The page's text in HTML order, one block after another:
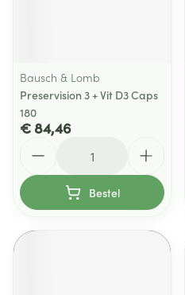
Bausch & Lomb
Preservision 3 + Vit D3 Caps
180
€ 84,46
Bestel